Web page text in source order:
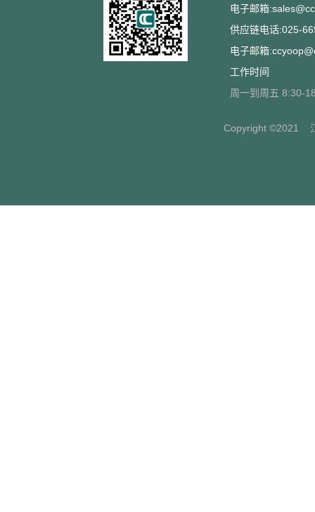
电子邮箱
供应链电话:025-
电子邮箱
工作时间
周一到周五 8:30-
Copyright ©2021